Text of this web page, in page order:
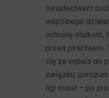
świadectwem
wspólnego
ochronę statkom,
przed piractwem.
się za impuls do
związku,
ligi miast – po